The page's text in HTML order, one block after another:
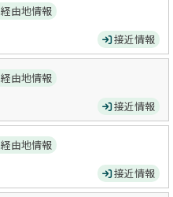
経由地情報
接近情報
経由地情報
接近情報
経由地情報
接近情報